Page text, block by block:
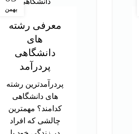
بهمن
معرفی رشته
های
دانشگاهی
پردرآمد
پردرآمدترین رشته
های دانشگاهی
کدامند؟ مهمترین
چالشی که افراد